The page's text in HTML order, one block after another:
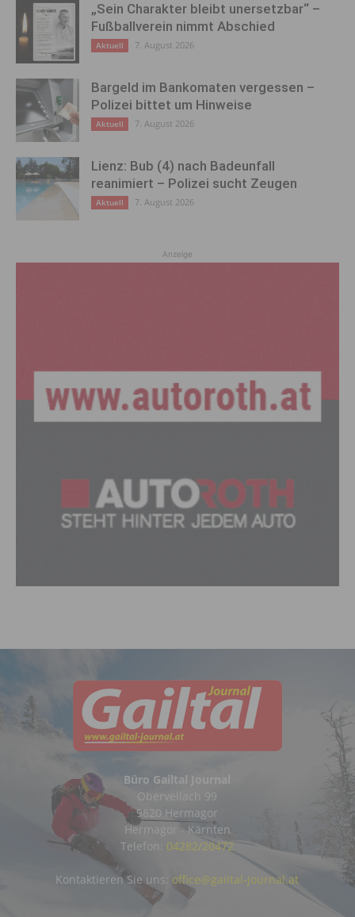
„Sein Charakter bleibt unersetzbar“ –
Fußballverein nimmt Abschied
Aktuell 7. August 2026
Bargeld im Bankomaten vergessen –
Polizei bittet um Hinweise
Aktuell 7. August 2026
Lienz: Bub (4) nach Badeunfall
reanimiert – Polizei sucht Zeugen
Aktuell 7. August 2026
Anzeige
Büro Gailtal Journal
Obervellach 99
9620 Hermagor
Hermagor - Kärnten
Telefon: 04282/20472
Kontaktieren Sie uns: office@gailtal-journal.at